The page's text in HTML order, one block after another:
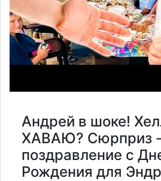
Андрей в шоке!
ХАВАЮ? Сюрприз -
поздравление с
Рождения для